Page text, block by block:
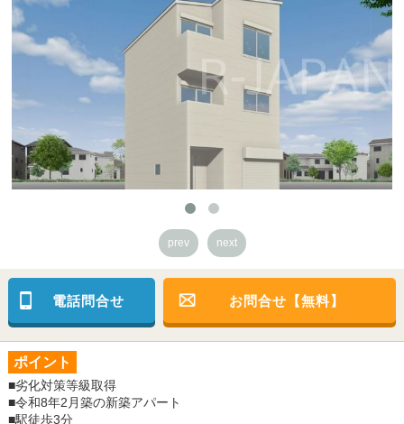
prev next
電話問合せ お問合せ【無料】
ポイント
■劣化対策等級取得
■令和8年2月築の新築アパート
■駅徒歩3分